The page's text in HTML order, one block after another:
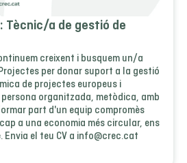
Tècnic/a de gestió de
creixent i busquem un/a
per donar suport a la gestió
de projectes europeus i
organitzada, metòdica, amb
part d'un equip compromès
a una economia més circular, ens
el teu CV a info@crec.cat